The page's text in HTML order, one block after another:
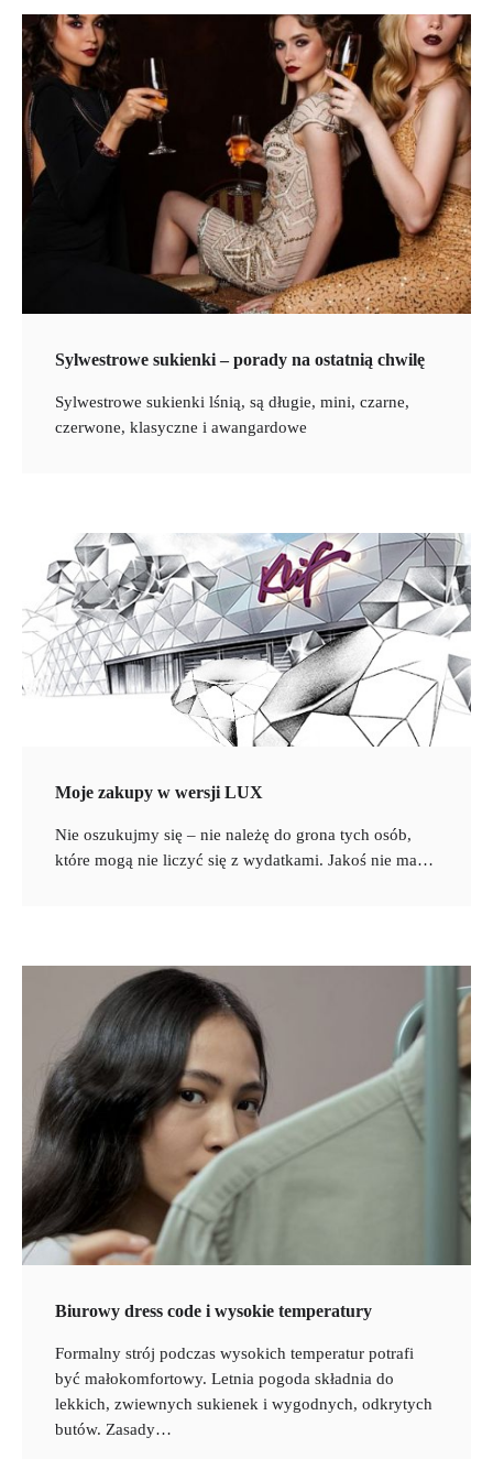
Sylwestrowe sukienki – porady na ostatnią chwilę
Sylwestrowe sukienki lśnią, są długie, mini, czarne,
czerwone, klasyczne i awangardowe
Moje zakupy w wersji LUX
Nie oszukujmy się – nie należę do grona tych osób,
które mogą nie liczyć się z wydatkami. Jakoś nie ma…
Biurowy dress code i wysokie temperatury
Formalny strój podczas wysokich temperatur potrafi
być małokomfortowy. Letnia pogoda składnia do
lekkich, zwiewnych sukienek i wygodnych, odkrytych
butów. Zasady…